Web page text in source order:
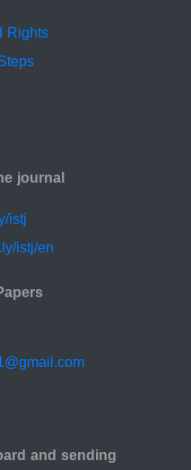
Rights
journal
istj
istj/en
and sending